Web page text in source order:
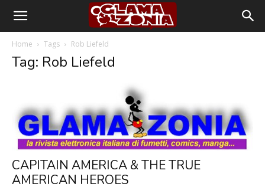
Home Tags Rob Liefeld
Tag: Rob Liefeld
CAPITAIN AMERICA & THE TRUE
AMERICAN HEROES